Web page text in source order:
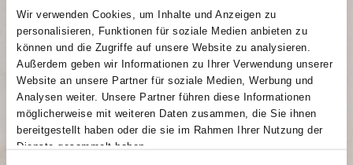
Wir verwenden Cookies, um Inhalte und Anzeigen zu
personalisieren, Funktionen für soziale Medien anbieten zu
können und die Zugriffe auf unsere Website zu analysieren.
Außerdem geben wir Informationen zu Ihrer Verwendung unserer
Website an unsere Partner für soziale Medien, Werbung und
Analysen weiter. Unsere Partner führen diese Informationen
möglicherweise mit weiteren Daten zusammen, die Sie ihnen
bereitgestellt haben oder die sie im Rahmen Ihrer Nutzung der
Dienste gesammelt haben.
6,90 €
Artikelnr.: A2181
Inhalt: 1 l
Grundpreis: 6,90 €/l
Sofort lieferbar,
Lieferung in 1-5
Tagen